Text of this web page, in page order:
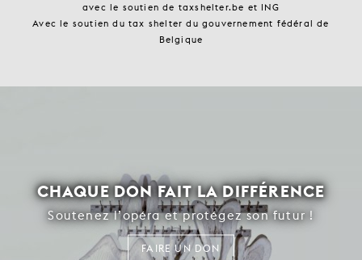
avec le soutien de taxshelter.be et ING
Avec le soutien du tax shelter du gouvernement fédéral de
Belgique
CHAQUE DON FAIT LA DIFFÉRENCE
Soutenez l’opéra et protégez son futur !
FAIRE UN DON